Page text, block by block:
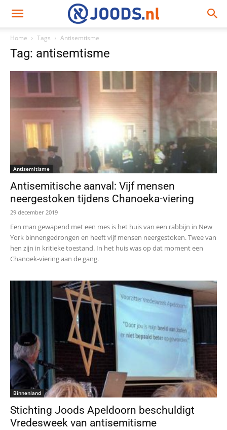
Home Tags Antisemtisme
Tag: antisemtisme
Antisemitisme
Antisemitische aanval: Vijf mensen
neergestoken tijdens Chanoeka-viering
29 december 2019
Een man gewapend met een mes is het huis van een rabbijn in New
York binnengedrongen en heeft vijf mensen neergestoken. Twee van
hen zijn in kritieke toestand. In het huis was op dat moment een
Chanoek-viering aan de gang.
Binnenland
Stichting Joods Apeldoorn beschuldigt
Vredesweek van antisemitisme